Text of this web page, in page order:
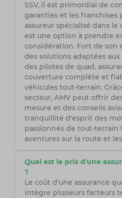
SSV, il est primordial de
garanties et les franchises
assureur spécialisé dans
est une option à prendre
considération. Fort de son
des solutions adaptées
des pilotes de quad,
couverture complète et
véhicules tout-terrain.
secteur, AMV peut offrir
mesure et des conseils
tranquillité d'esprit des
passionnés de tout-terrain
aventures sur la route et
Quel est le prix d'une
?
Le coût d'une assurance
intègre plusieurs facteurs